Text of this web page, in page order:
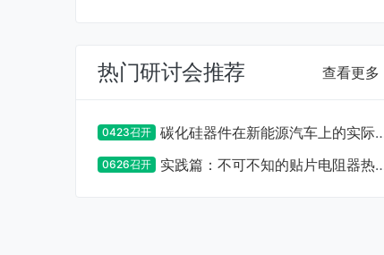
热门研讨会推荐 查看更多
0423召开
碳化硅器件在新能源汽车上的实际
用设计及注意事项
0626召开
实践篇：不可不知的贴片电阻器热